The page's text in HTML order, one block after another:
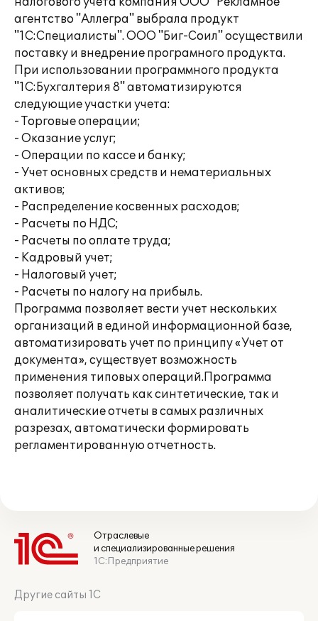
агентство "Аллегра" выбрала продукт
"1С:Специалисты". ООО "Биг-Соил" осуществили
поставку и внедрение програмного продукта.
При использовании программного продукта
"1С:Бухгалтерия 8" автоматизируются
следующие участки учета:
- Торговые операции;
- Оказание услуг;
- Операции по кассе и банку;
- Учет основных средств и нематериальных
активов;
- Распределение косвенных расходов;
- Расчеты по НДС;
- Расчеты по оплате труда;
- Кадровый учет;
- Налоговый учет;
- Расчеты по налогу на прибыль.
Программа позволяет вести учет нескольких
организаций в единой информационной базе,
автоматизировать учет по принципу «Учет от
документа», существует возможность
применения типовых операций.Программа
позволяет получать как синтетические, так и
аналитические отчеты в самых различных
разрезах, автоматически формировать
регламентированную отчетность.
Отраслевые
и специализированные решения
1С:Предприятие
Другие сайты 1С